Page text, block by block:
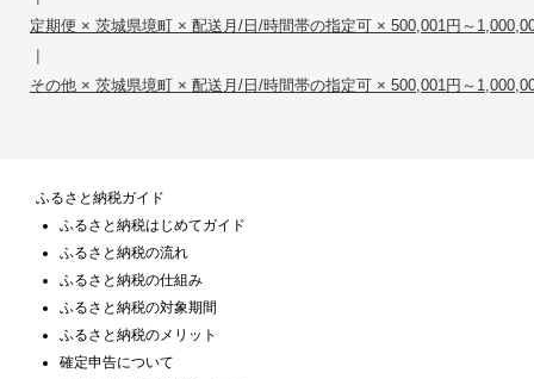
定期便 × 茨城県境町 × 配送月/日/時間帯の指定可 × 500,001円～
|
その他 × 茨城県境町 × 配送月/日/時間帯の指定可 × 500,001円～
ふるさと納税ガイド
ふるさと納税はじめてガイド
ふるさと納税の流れ
ふるさと納税の仕組み
ふるさと納税の対象期間
ふるさと納税のメリット
確定申告について